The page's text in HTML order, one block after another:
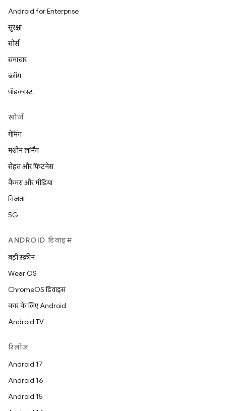
Android for Enterprise
सुरक्षा
सोर्स
समाचार
ब्लॉग
पॉडकास्ट
खोजें
गेमिंग
मशीन लर्निंग
सेहत और फ़िटनेस
कैमरा और मीडिया
निजता
5G
ANDROID डिवाइस
बड़ी स्क्रीन
Wear OS
ChromeOS डिवाइस
कार के लिए Android
Android TV
रिलीज़
Android 17
Android 16
Android 15